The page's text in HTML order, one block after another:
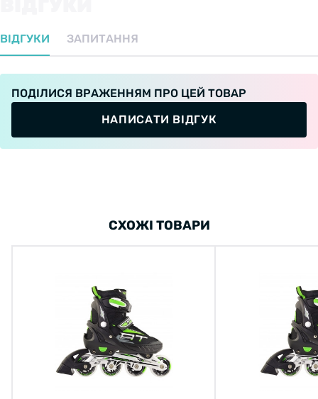
Анатомический бандаж внутри ботинка
надежно фиксирует ногу, улучшая контроль.
вентиляцию лайнера через современный
Материал ботинка: Нейлон;
ВІДГУКИ ЗАПИТАННЯ
ПОДІЛИСЯ ВРАЖЕННЯМ ПРО ЦЕЙ ТОВАР
НАПИСАТИ ВІДГУК
СХОЖІ ТОВАРИ